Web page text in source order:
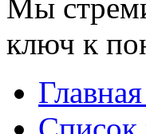
Мы
ключ к